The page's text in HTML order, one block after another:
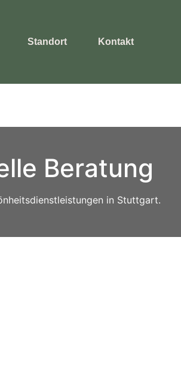
Standort Kontakt
Beratung
in Stuttgart.